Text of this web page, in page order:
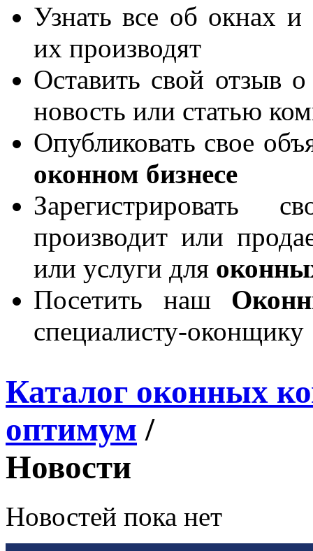
Узнать все об окнах и
их производят
Оставить свой отзыв
новость или статью
Опубликовать свое
оконном бизнесе
производит или
или услуги для
Посетить наш
специалисту-оконщику
Каталог оконных
оптимум /
Новости
Новостей пока нет